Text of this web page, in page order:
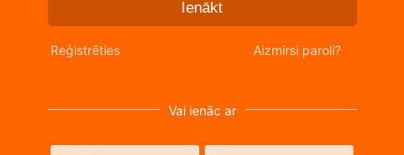
Ienākt
Reģistrēties Aizmirsi paroli?
Vai ienāc ar